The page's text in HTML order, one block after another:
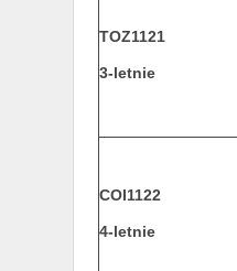
TOZ1121
3-letnie
COI1122
4-letnie